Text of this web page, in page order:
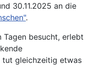
30.11.2025 an die
.
Tagen besucht, erlebt
tut gleichzeitig etwas